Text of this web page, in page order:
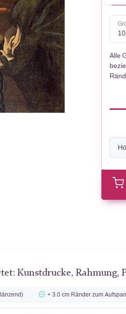
Alle
Kunstdrucke, Rahmung,
+ 3.0 cm Ränder zum